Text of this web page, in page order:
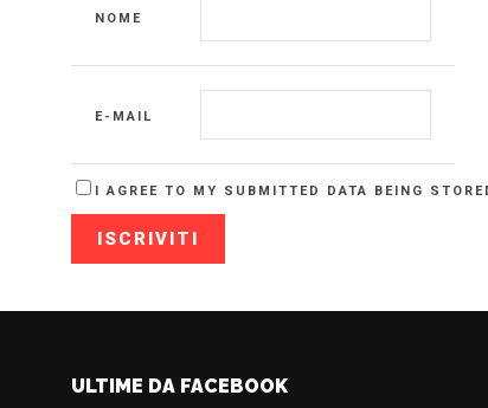
NOME
E-MAIL
I AGREE TO MY SUBMITTED DATA BEING
ULTIME DA FACEBOOK